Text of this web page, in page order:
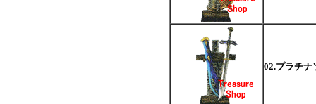
02.プラチナ